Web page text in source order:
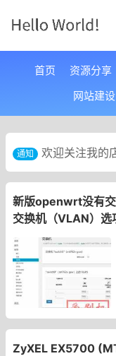
首页 资源分享
网站建设
通知 欢迎关注我的
新版openwrt没有
交换机（VLAN）选
ZyXEL EX5700